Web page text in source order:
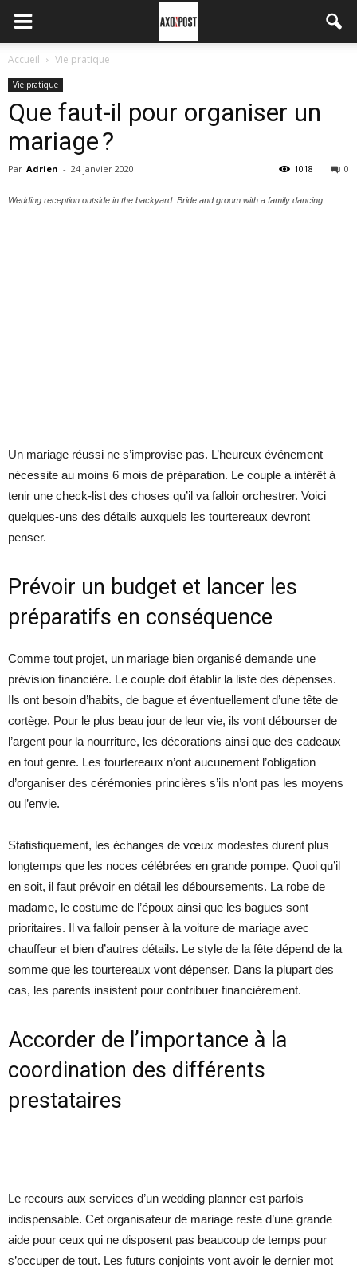
Accueil Vie pratique
Vie pratique
Que faut-il pour organiser un
mariage ?
Par Adrien - 24 janvier 2020 0
1018
Wedding reception outside in the backyard. Bride and groom with a family dancing.
Un mariage réussi ne s’improvise pas. L’heureux événement
nécessite au moins 6 mois de préparation. Le couple a intérêt à
tenir une check-list des choses qu’il va falloir orchestrer. Voici
quelques-uns des détails auxquels les tourtereaux devront
penser.
Prévoir un budget et lancer les
préparatifs en conséquence
Comme tout projet, un mariage bien organisé demande une
prévision financière. Le couple doit établir la liste des dépenses.
Ils ont besoin d’habits, de bague et éventuellement d’une tête de
cortège. Pour le plus beau jour de leur vie, ils vont débourser de
l’argent pour la nourriture, les décorations ainsi que des cadeaux
en tout genre. Les tourtereaux n’ont aucunement l’obligation
d’organiser des cérémonies princières s’ils n’ont pas les moyens
ou l’envie.
Statistiquement, les échanges de vœux modestes durent plus
longtemps que les noces célébrées en grande pompe. Quoi qu’il
en soit, il faut prévoir en détail les déboursements. La robe de
madame, le costume de l’époux ainsi que les bagues sont
prioritaires. Il va falloir penser à la voiture de mariage avec
chauffeur et bien d’autres détails. Le style de la fête dépend de la
somme que les tourtereaux vont dépenser. Dans la plupart des
cas, les parents insistent pour contribuer financièrement.
Accorder de l’importance à la
coordination des différents
prestataires
Le recours aux services d’un wedding planner est parfois
indispensable. Cet organisateur de mariage reste d’une grande
aide pour ceux qui ne disposent pas beaucoup de temps pour
s’occuper de tout. Les futurs conjoints vont avoir le dernier mot